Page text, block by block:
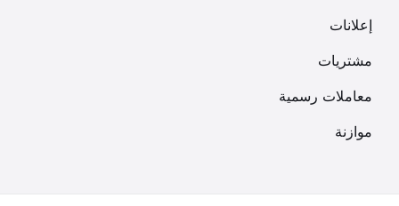
إعلانات
مشتريات
معاملات رسمية
موازنة